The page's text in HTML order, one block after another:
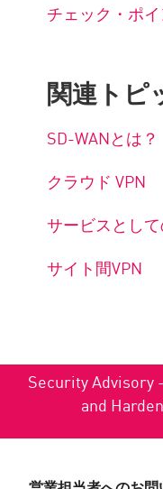
チェック・ポ
関連トピ
SD-WANとは？
クラウド VPN
サービスとして
サイト間VPN
Security Advisory
and